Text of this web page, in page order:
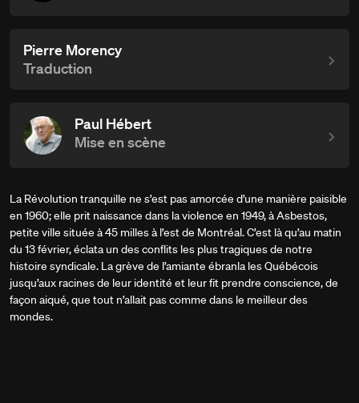
Pierre Morency
Traduction
Paul Hébert
Mise en scène
La Révolution tranquille ne s’est pas amorcée d’une manière paisible
en 1960; elle prit naissance dans la violence en 1949, à Asbestos,
petite ville située à 45 milles à l’est de Montréal. C’est là qu’au matin
du 13 février, éclata un des conflits les plus tragiques de notre
histoire syndicale. La grève de l’amiante ébranla les Québécois
jusqu’aux racines de leur identité et leur fit prendre conscience, de
façon aiqué, que tout n’allait pas comme dans le meilleur des
mondes.